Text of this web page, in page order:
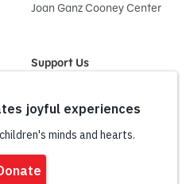
Joan Ganz Cooney Center
Support Us
Giving
Impact Report